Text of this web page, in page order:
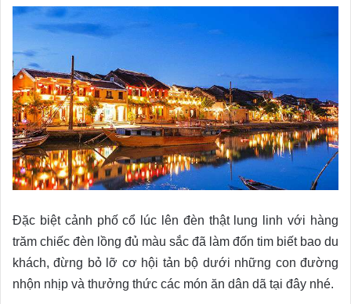
Đặc biệt cảnh phố cổ lúc lên đèn thật lung linh với hàng
trăm chiếc đèn lồng đủ màu sắc đã làm đốn tim biết bao du
khách, đừng bỏ lỡ cơ hội tản bộ dưới những con đường
nhộn nhịp và thưởng thức các món ăn dân dã tại đây nhé.